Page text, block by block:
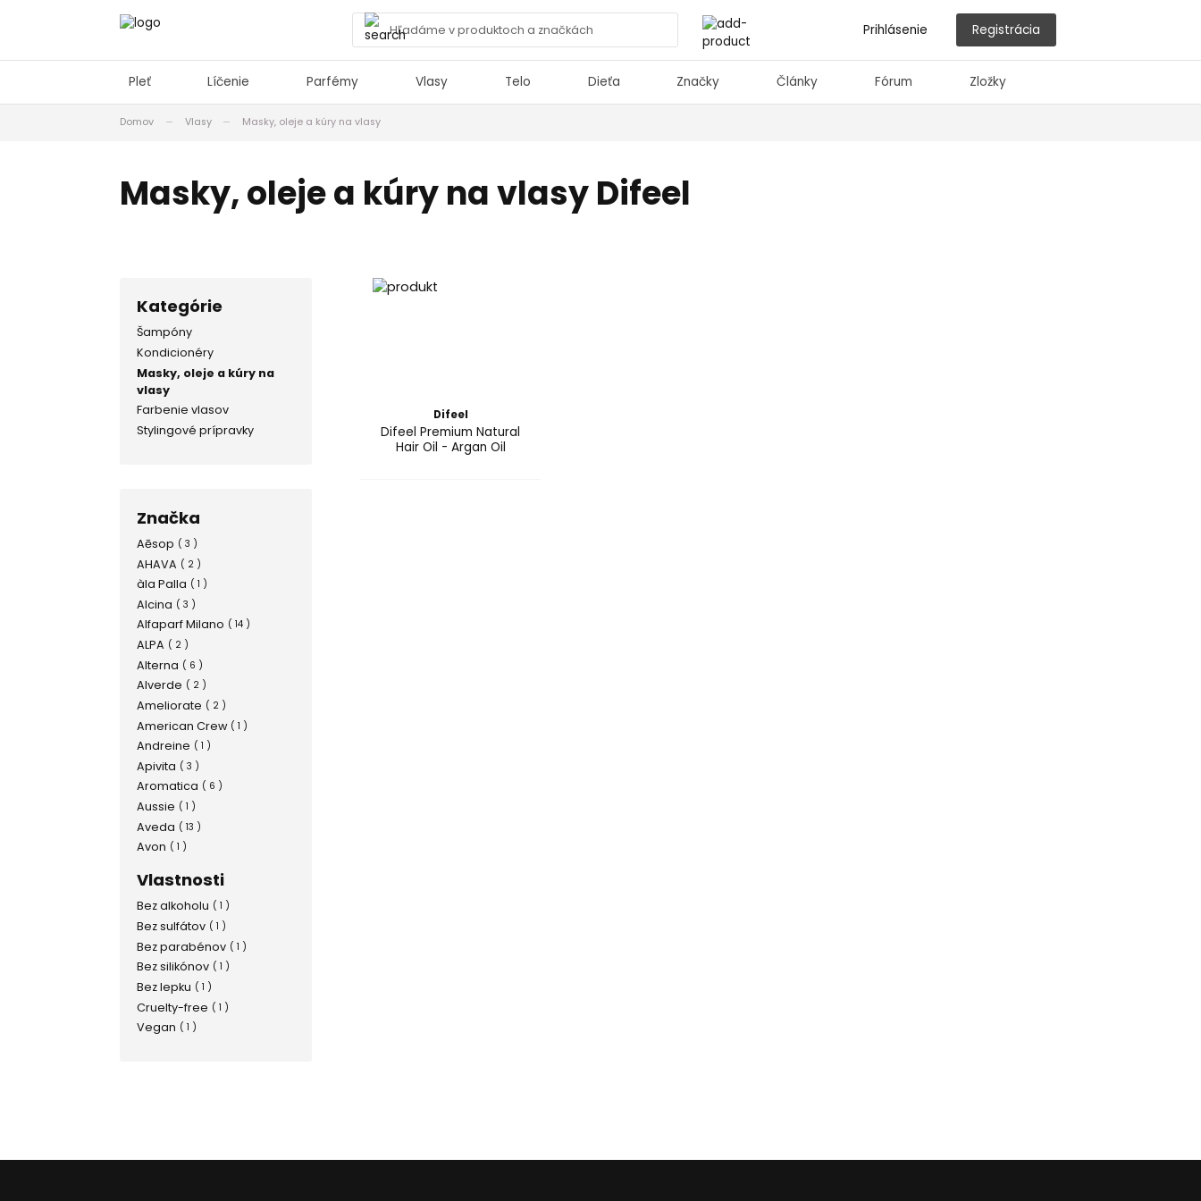
Prihlásenie Registrácia
Pleť Líčenie Parfémy Vlasy Telo Dieťa Značky Články Fórum Zložky
Domov Vlasy Masky, oleje a kúry na vlasy
Masky, oleje a kúry na vlasy Difeel
Kategórie
Šampóny
Kondicionéry
Masky, oleje a kúry na
vlasy
Farbenie vlasov
Stylingové prípravky
Značka
Aēsop ( 3 )
AHAVA ( 2 )
àla Palla ( 1 )
Alcina ( 3 )
Alfaparf Milano ( 14 )
ALPA ( 2 )
Alterna ( 6 )
Alverde ( 2 )
Ameliorate ( 2 )
American Crew ( 1 )
Andreine ( 1 )
Apivita ( 3 )
Aromatica ( 6 )
Aussie ( 1 )
Aveda ( 13 )
Avon ( 1 )
Bioderma ( 1 )
Briogeo ( 2 )
Bumble and Bumble
Cantu ( 1 )
CHI ( 4 )
Coco & Eve ( 3 )
COCOCHOCO ( 1 )
COCOSOLIS
Vlastnosti
Bez alkoholu ( 1 )
Bez sulfátov ( 1 )
Bez parabénov ( 1 )
Bez silikónov ( 1 )
Bez lepku ( 1 )
Cruelty-free ( 1 )
Vegan ( 1 )
Difeel
Difeel Premium Natural
Hair Oil - Argan Oil